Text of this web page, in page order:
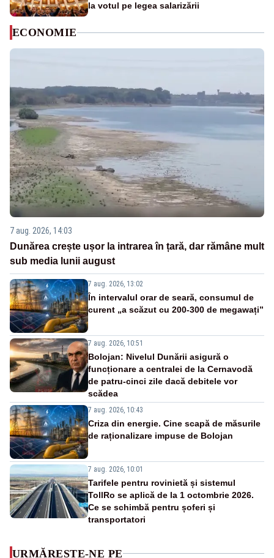
la votul pe legea salarizării
ECONOMIE
7 aug. 2026, 14:03
Dunărea crește ușor la intrarea în țară, dar rămâne mult
sub media lunii august
7 aug. 2026, 13:02
În intervalul orar de seară, consumul de
curent „a scăzut cu 200-300 de megawați”
7 aug. 2026, 10:51
Bolojan: Nivelul Dunării asigură o
funcționare a centralei de la Cernavodă
de patru-cinci zile dacă debitele vor
scădea
7 aug. 2026, 10:43
Criza din energie. Cine scapă de măsurile
de raționalizare impuse de Bolojan
7 aug. 2026, 10:01
Tarifele pentru rovinietă și sistemul
TollRo se aplică de la 1 octombrie 2026.
Ce se schimbă pentru șoferi și
transportatori
URMĂREȘTE-NE PE